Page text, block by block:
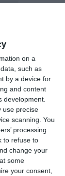
on a
such as
by a device for
and content
development.
use precise
scanning. You
processing
to refuse to
change your
some
your consent,
sportiv